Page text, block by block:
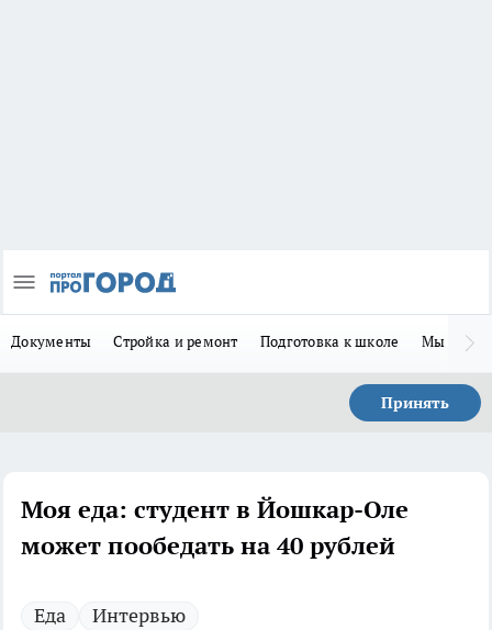
Документы Стройка и ремонт Подготовка к школе Мы в MAX
Принять
Моя еда: студент в Йошкар-Оле
может пообедать на 40 рублей
Еда Интервью